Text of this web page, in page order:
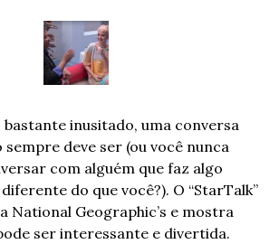
inusitado, uma conversa
sempre deve ser (ou você nunca
com alguém que faz algo
do que você?). O “StarTalk”
National Geographic’s e mostra
ser interessante e divertida.